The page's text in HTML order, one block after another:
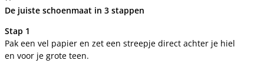
De juiste schoenmaat in 3 stappen
Stap 1
Pak een vel papier en zet een streepje direct achter je hiel
en voor je grote teen.